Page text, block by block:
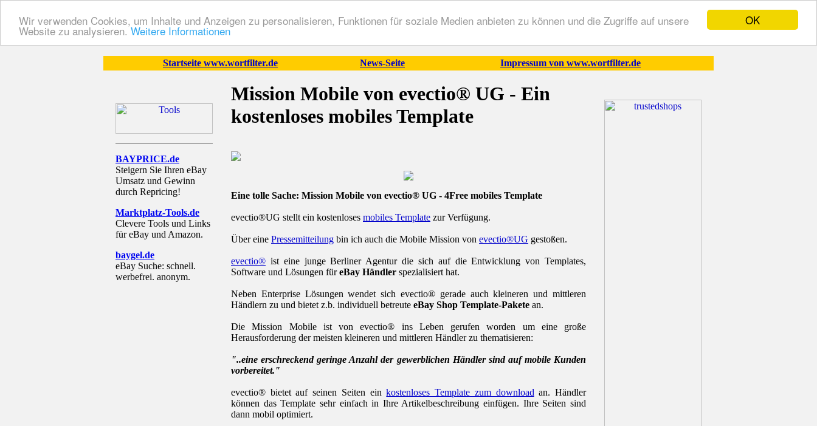
OK
Wir verwenden Cookies, um Inhalte und Anzeigen zu personalisieren, Funktionen für soziale Medien anbieten zu können und die Zugriffe auf unsere
Website zu analysieren.Weitere Informationen
Startseite www.wortfilter.de News-Seite Impressum von www.wortfilter.de
Mission Mobile von evectio® UG - Ein
kostenloses mobiles Template
Eine tolle Sache: Mission Mobile von evectio® UG - 4Free mobiles Template
evectio®UG stellt ein kostenloses mobiles Template zur Verfügung.
Über eine Pressemitteilung bin ich auch die Mobile Mission von evectio®UG gestoßen.
evectio® ist eine junge Berliner Agentur die sich auf die Entwicklung von Templates,
Software und Lösungen füreBay Händler spezialisiert hat.
Neben Enterprise Lösungen wendet sich evectio® gerade auch kleineren und mittleren
Händlern zu und bietet z.b. individuell betreute eBay Shop Template-Pakete an.
Die Mission Mobile ist von evectio® ins Leben gerufen worden um eine große
Herausforderung der meisten kleineren und mittleren Händler zu thematisieren:
"..eine erschreckend geringe Anzahl der gewerblichen Händler sind auf mobile Kunden
vorbereitet."
evectio® bietet auf seinen Seiten einkostenloses Template zum downloadan. Händler
können das Template sehr einfach in Ihre Artikelbeschreibung einfügen. Ihre Seiten sind
dann mobil optimiert.
BAYPRICE.de
Steigern Sie Ihren eBay
Umsatz und Gewinn
durch Repricing!
Marktplatz-Tools.de
Clevere Tools und Links
für eBay und Amazon.
baygel.de
eBay Suche: schnell.
werbefrei. anonym.